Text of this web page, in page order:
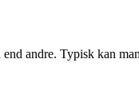
andre. Typisk kan